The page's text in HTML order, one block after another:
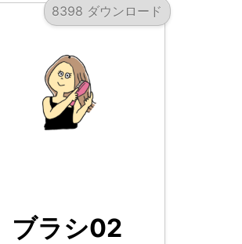
8398 ダウンロード
ブラシ02